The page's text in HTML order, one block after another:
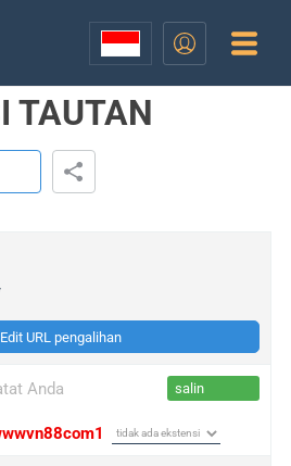
TAUTAN
Edit URL pengalihan
Anda salin